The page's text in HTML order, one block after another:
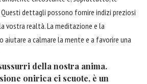
dettagli possono fornire indizi preziosi
vostra realtà. La meditazione e la
aiutare a calmare la mente e a favorire una
della nostra anima.
onirica ci scuote, è un